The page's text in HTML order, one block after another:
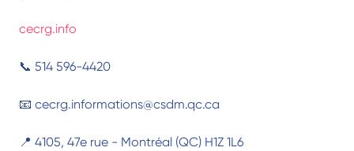
cecrg.info
📞 514 596-4420
📧 cecrg.informations@csdm.qc.ca
📍 4105, 47e rue - Montréal (QC) H1Z 1L6